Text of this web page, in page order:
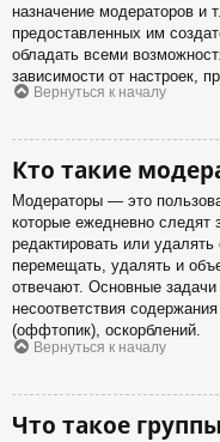
назначение модераторов и
предоставленных им
обладать всеми
зависимости от настроек,
Вернуться к началу
Кто такие
Модераторы — это
которые ежедневно
редактировать или
перемещать, удалять и
отвечают. Основные
несоответствия
(оффтопик), оскорблений.
Вернуться к началу
Что такое